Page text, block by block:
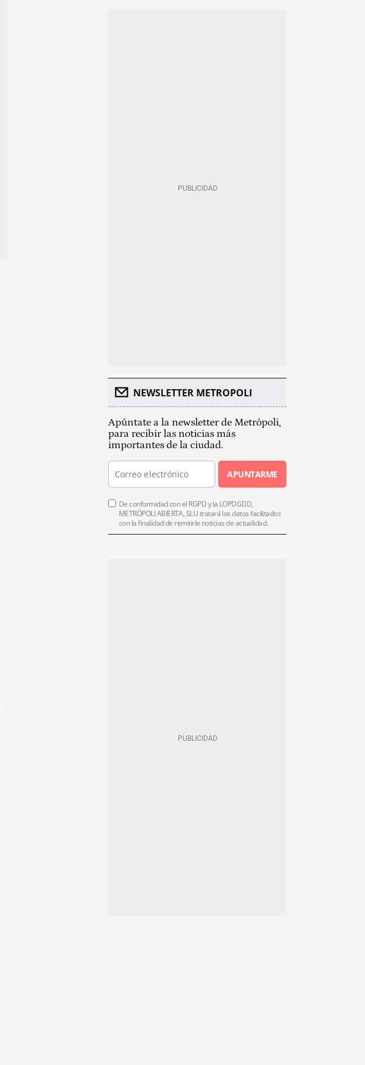
NEWSLETTER METROPOLI
Apúntate a la newsletter de Metrópoli,
para recibir las noticias más
importantes de la ciudad.
APUNTARME
De conformidad con el RGPD y la LOPDGDD,
METRÓPOLI ABIERTA, SLU tratará los datos facilitados
con la finalidad de remitirle noticias de actualidad.